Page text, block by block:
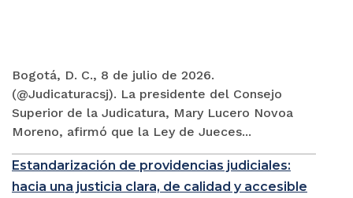
Bogotá, D. C., 8 de julio de 2026.
(@Judicaturacsj). La presidente del Consejo
Superior de la Judicatura, Mary Lucero Novoa
Moreno, afirmó que la Ley de Jueces...
Estandarización de providencias judiciales:
hacia una justicia clara, de calidad y accesible